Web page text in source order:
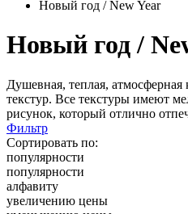
Новый год / New Year
Новый год /
Душевная, теплая, атмосферная
текстур. Все текстуры имеют
рисунок, который отлично
Фильтр
Сортировать по:
популярности
популярности
алфавиту
увеличению цены